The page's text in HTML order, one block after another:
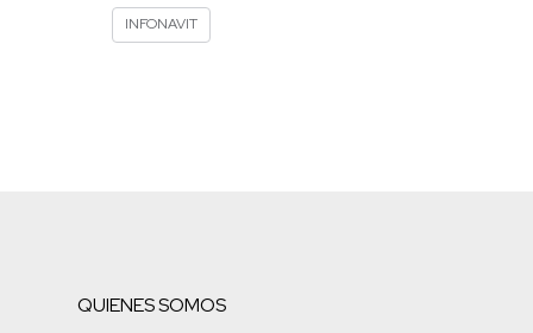
INFONAVIT
QUIENES SOMOS